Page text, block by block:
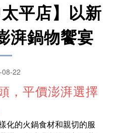
太平店】以新
湃鍋物饗宴
22
，平價澎湃選擇
化的火鍋食材和親切的服